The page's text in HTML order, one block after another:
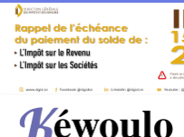
Aller au contenu